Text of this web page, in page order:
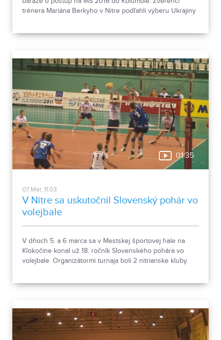
trénera Mariána Berkyho v Nitre podľahli výberu Ukrajiny
01:35
07.Mar, 11:03
V Nitre sa uskutočnil Slovenský pohár vo
volejbale
V dňoch 5. a 6 marca sa v Mestskej športovej hale na
Klokočine konal už 18. ročník Slovenského pohára vo
volejbale. Organizátormi turnaja boli 2 nitrianske kluby.